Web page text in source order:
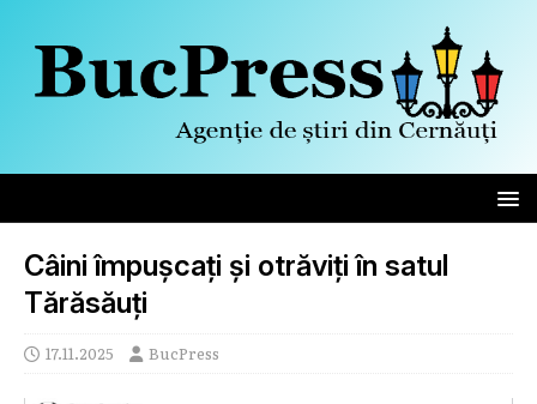
Câini împușcați și otrăviți în satul
Tărăsăuți
17.11.2025 BucPress